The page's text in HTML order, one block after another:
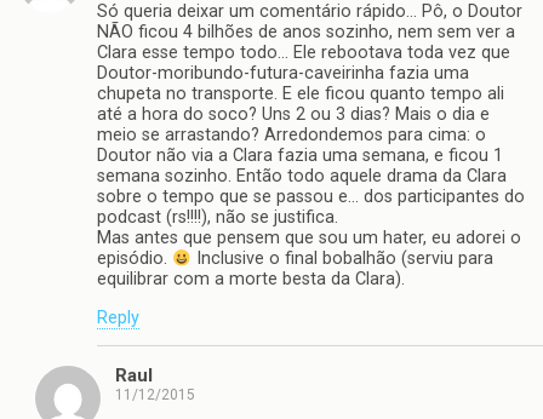
Só queria deixar um comentário rápido… Pô, o Doutor
NÃO ficou 4 bilhões de anos sozinho, nem sem ver a
Clara esse tempo todo… Ele rebootava toda vez que
Doutor-moribundo-futura-caveirinha fazia uma
chupeta no transporte. E ele ficou quanto tempo ali
até a hora do soco? Uns 2 ou 3 dias? Mais o dia e
meio se arrastando? Arredondemos para cima: o
Doutor não via a Clara fazia uma semana, e ficou 1
semana sozinho. Então todo aquele drama da Clara
sobre o tempo que se passou e… dos participantes do
podcast (rs!!!!), não se justifica.
Mas antes que pensem que sou um hater, eu adorei o
episódio.
Inclusive o final bobalhão (serviu para
equilibrar com a morte besta da Clara).
Reply
Raul
11/12/2015